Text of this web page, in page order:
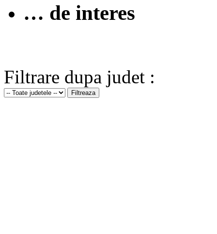
… de interes
Filtrare dupa judet :